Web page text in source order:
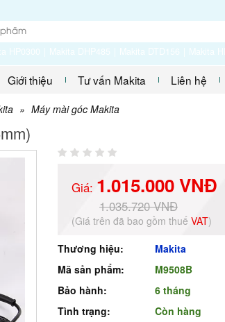
HP0300 Makita DHP485 Makita DTD156 Makita
Giới thiệu Tư vấn Makita Liên hệ
» Máy mài góc Makita
Giá: 1.015.000 VNĐ
1.035.720 VNĐ
(Giá trên đã bao gồm thuế VAT)
Thương hiệu:
Makita
Mã sản phẩm:
M9508B
Bảo hành:
6 tháng
Tình trạng:
Còn hàng